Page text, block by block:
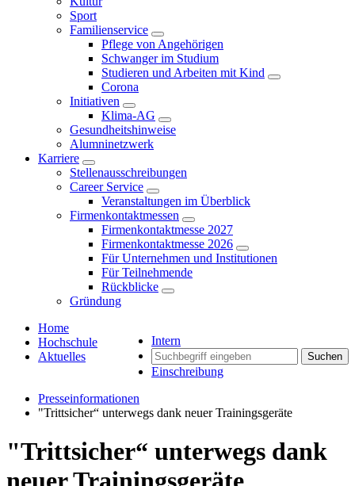
Sport
Familienservice
Pflege von Angehörigen
Schwanger im Studium
Studieren und Arbeiten mit Kind
Corona
Initiativen
Klima-AG
Gesundheitshinweise
Alumninetzwerk
Karriere
Stellenausschreibungen
Career Service
Veranstaltungen im Überblick
Firmenkontaktmessen
Firmenkontaktmesse 2027
Firmenkontaktmesse 2026
Für Unternehmen und Institutionen
Für Teilnehmende
Rückblicke
Gründung
Intern
Suchen
Einschreibung
Home
Hochschule
Aktuelles
Presseinformationen
"Trittsicher“ unterwegs dank neuer Trainingsgeräte
"Trittsicher“ unterwegs dank